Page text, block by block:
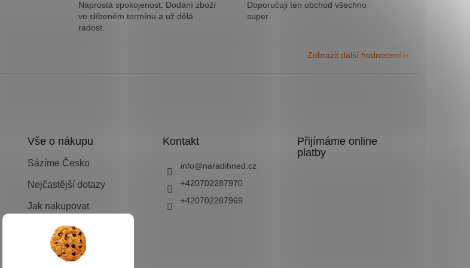
Naprostá spokojenost. Dodání zboží
ve slíbeném termínu a už dělá
radost.
Doporučuji ten obchod všechno
super
Zobrazit další hodnocení
Vše o nákupu
Sázíme Česko
Nejčastější dotazy
Jak nakupovat
Doprava a platba
Vrácení zboží nebo
výměna
Kontakt
info@naradihned.cz
+420702287970
+420702287969
Přijímáme online
platby